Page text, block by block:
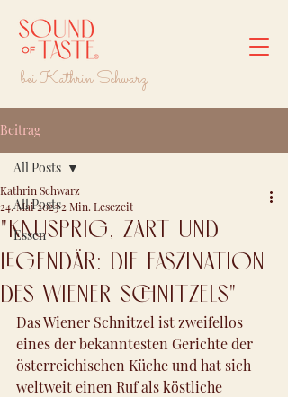
bei Kathrin Schwarz
Beitrag
All Posts
Essen
All Posts
"Knusprig, Zart und
Legendär: Die Faszination
des Wiener Schnitzels"
Kathrin Schwarz
24. Mai 20232 Min. Lesezeit
Das Wiener Schnitzel ist zweifellos
eines der bekanntesten Gerichte der
österreichischen Küche und hat sich
weltweit einen Ruf als köstliche